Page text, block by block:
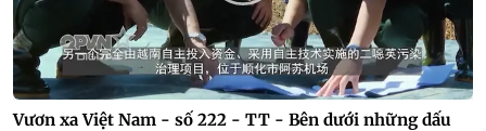
Vươn xa Việt Nam - số 222 - TT - Bên dưới những dấu